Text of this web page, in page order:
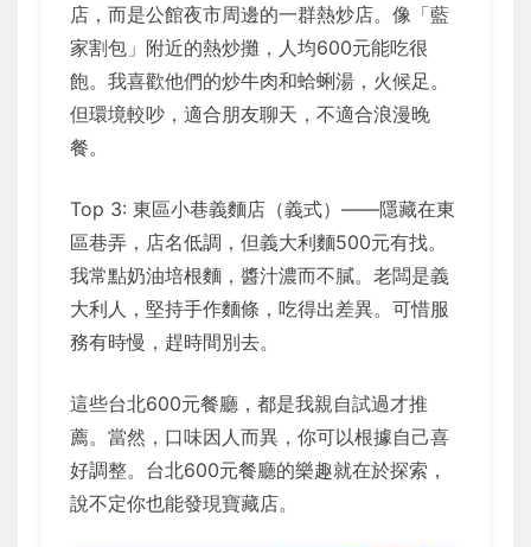
店，而是公館夜市周邊的一群熱炒店。像「藍
家割包」附近的熱炒攤，人均600元能吃很
飽。我喜歡他們的炒牛肉和蛤蜊湯，火候足。
但環境較吵，適合朋友聊天，不適合浪漫晚
餐。
Top 3: 東區小巷義麵店（義式）——隱藏在東
區巷弄，店名低調，但義大利麵500元有找。
我常點奶油培根麵，醬汁濃而不膩。老闆是義
大利人，堅持手作麵條，吃得出差異。可惜服
務有時慢，趕時間別去。
這些台北600元餐廳，都是我親自試過才推
薦。當然，口味因人而異，你可以根據自己喜
好調整。台北600元餐廳的樂趣就在於探索，
說不定你也能發現寶藏店。